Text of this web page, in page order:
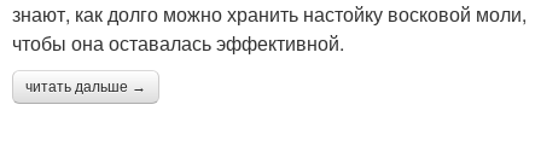
знают, как долго можно хранить настойку восковой моли,
чтобы она оставалась эффективной.
читать дальше →